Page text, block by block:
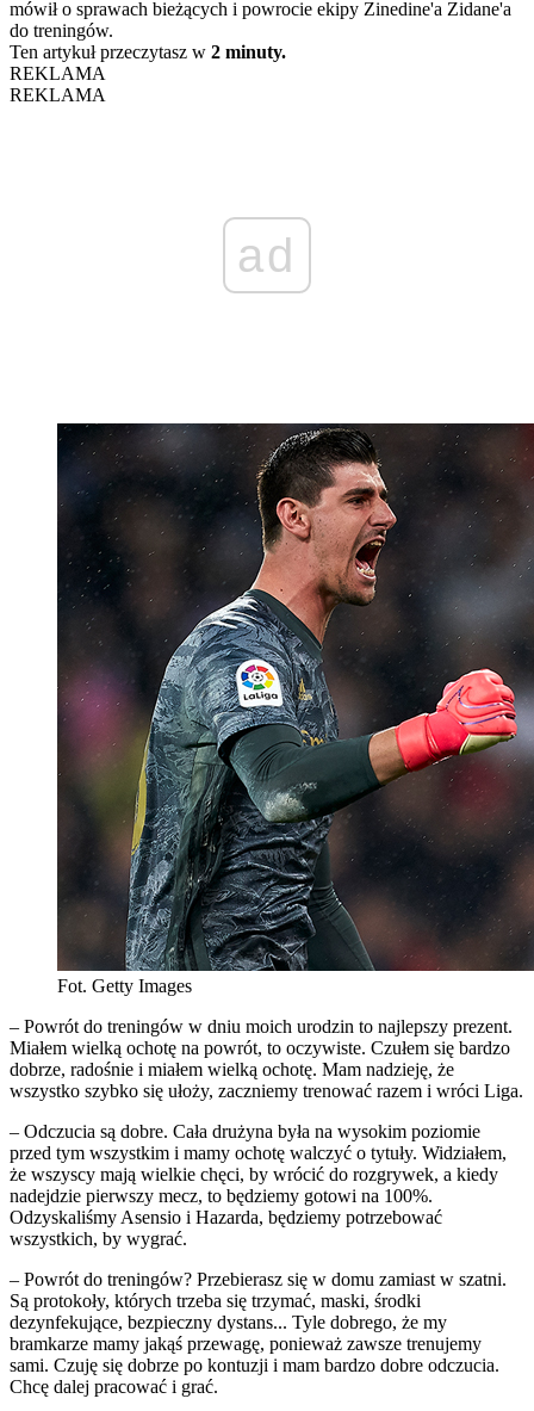
mówił o sprawach bieżących i powrocie ekipy Zinedine'a Zidane'a
do treningów.
Ten artykuł przeczytasz w 2 minuty.
REKLAMA
REKLAMA
ad
Fot. Getty Images
– Powrót do treningów w dniu moich urodzin to najlepszy prezent.
Miałem wielką ochotę na powrót, to oczywiste. Czułem się bardzo
dobrze, radośnie i miałem wielką ochotę. Mam nadzieję, że
wszystko szybko się ułoży, zaczniemy trenować razem i wróci Liga.
– Odczucia są dobre. Cała drużyna była na wysokim poziomie
przed tym wszystkim i mamy ochotę walczyć o tytuły. Widziałem,
że wszyscy mają wielkie chęci, by wrócić do rozgrywek, a kiedy
nadejdzie pierwszy mecz, to będziemy gotowi na 100%.
Odzyskaliśmy Asensio i Hazarda, będziemy potrzebować
wszystkich, by wygrać.
– Powrót do treningów? Przebierasz się w domu zamiast w szatni.
Są protokoły, których trzeba się trzymać, maski, środki
dezynfekujące, bezpieczny dystans... Tyle dobrego, że my
bramkarze mamy jakąś przewagę, ponieważ zawsze trenujemy
sami. Czuję się dobrze po kontuzji i mam bardzo dobre odczucia.
Chcę dalej pracować i grać.